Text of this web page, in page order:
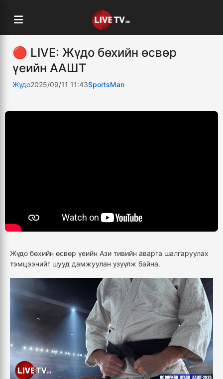
🔴 LIVE: Жүдо бөхийн өсвөр
үеийн ААШТ
Жүдо2025/09/11 11:43SportsMan
Жүдо бөхийн өсвөр үеийн Ази тивийн аварга шалгаруулах
тэмцээнийг шууд дамжуулан үзүүлж байна.